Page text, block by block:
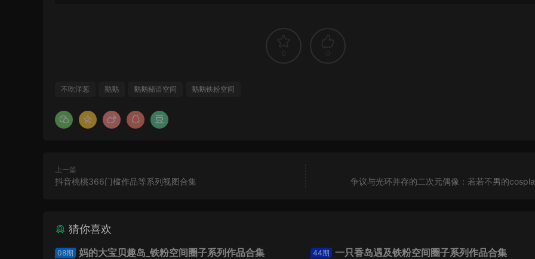
不吃洋葱 鹅鹅 鹅鹅秘语空间 鹅鹅铁粉空间
上一篇
抖音桃桃366门槛作品等系列视图合集 争议与光环并存的二次元偶像：若若不男的
猜你喜欢
08期 妈的大宝贝趣岛_铁粉空间圈子系列作品合集 44期 一只香岛遇及铁粉空间圈子系列作品合集